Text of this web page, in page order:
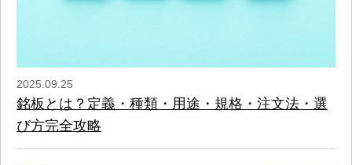
2025.09.25
銘板とは？定義・種類・用途・規格・注文法・選
び方完全攻略